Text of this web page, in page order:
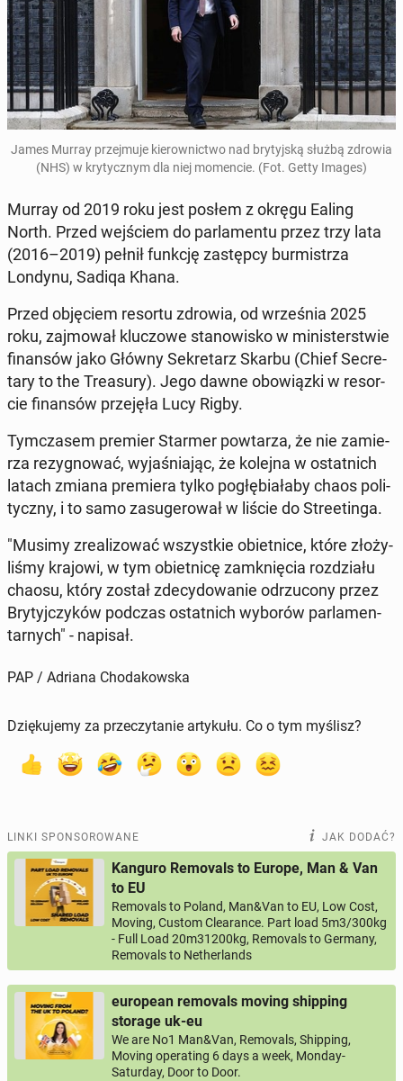
James Murray przej­mu­je kie­row­nic­two nad bry­tyj­ską służbą zdrowia
(NHS) w kry­tycz­nym dla niej mo­men­cie. (Fot. Getty Images)
Murray od 2019 roku jest posłem z okręgu Ealing
North. Przed wej­ściem do par­la­men­tu przez trzy lata
(2016–2019) pełnił funkcję za­stęp­cy bur­mi­strza
Londynu, Sadiqa Khana.
Przed ob­ję­ciem resortu zdrowia, od wrze­śnia 2025
roku, zaj­mo­wał klu­czo­we sta­no­wi­sko w mi­ni­ster­stwie
fi­nan­sów jako Główny Se­kre­tarz Skarbu (Chief Se­cre­
ta­ry to the Tre­asu­ry). Jego dawne obo­wiąz­ki w re­sor­
cie fi­nan­sów prze­ję­ła Lucy Rigby.
Tym­cza­sem premier Starmer po­wta­rza, że nie za­mie­
rza re­zy­gno­wać, wy­ja­śnia­jąc, że kolejna w ostat­nich
latach zmiana pre­mie­ra tylko po­głę­bia­ła­by chaos po­li­
tycz­ny, i to samo za­su­ge­ro­wał w liście do Stre­etin­ga.
"Musimy zre­ali­zo­wać wszyst­kie obiet­ni­ce, które zło­ży­
li­śmy krajowi, w tym obiet­ni­cę za­mknię­cia roz­dzia­łu
chaosu, który został zde­cy­do­wa­nie od­rzu­co­ny przez
Bry­tyj­czy­ków podczas ostat­nich wyborów par­la­men­
tar­nych" - napisał.
PAP / Adriana Chodakowska
Dziękujemy za przeczytanie artykułu. Co o tym myślisz?
LINKI SPONSOROWANE JAK DODAĆ?
Kanguro Removals to Europe, Man & Van
to EU
Removals to Poland, Man&Van to EU, Low Cost,
Moving, Custom Clearance. Part load 5m3/300kg
- Full Load 20m31200kg, Removals to Germany,
Removals to Netherlands
european removals moving shipping
storage uk-eu
We are No1 Man&Van, Removals, Shipping,
Moving operating 6 days a week, Monday-
Saturday, Door to Door.